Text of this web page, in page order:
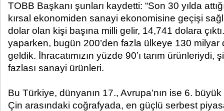
TOBB Başkanı şunları kaydetti: “Son 30 yılda
kırsal ekonomiden sanayi ekonomisine geçişi
dolar olan kişi başına milli gelir, 14,741 dolara
yaparken, bugün 200’den fazla ülkeye 130
geldik. İhracatımızın yüzde 90’ı tarım ürünleriydi,
fazlası sanayi ürünleri.
Bu Türkiye, dünyanın 17., Avrupa’nın ise 6.
Çin arasındaki coğrafyada, en güçlü serbest